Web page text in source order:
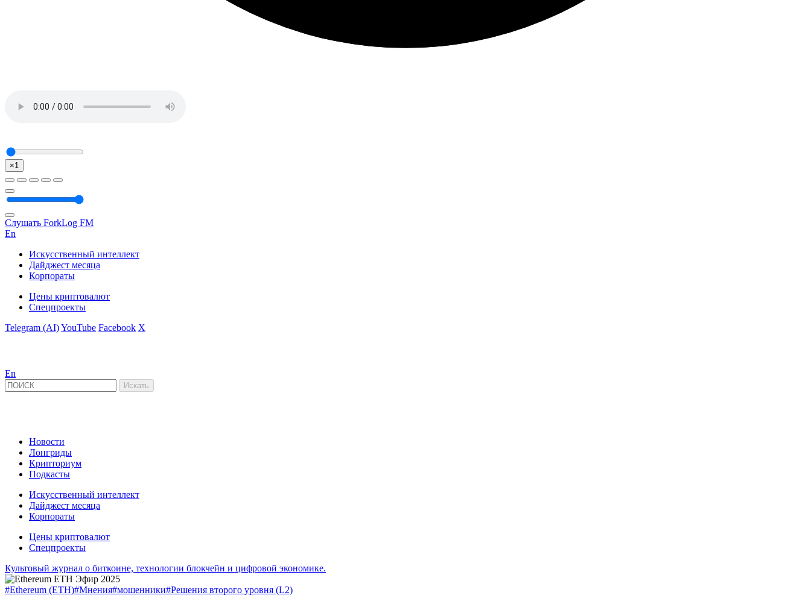
×1
Слушать ForkLog FM
En
Искусственный интеллект
Дайджест месяца
Корпораты
Цены криптовалют
Спецпроекты
Telegram (AI)YouTube Facebook X
En
Новости
Лонгриды
Крипториум
Подкасты
Искусственный интеллект
Дайджест месяца
Корпораты
Цены криптовалют
Спецпроекты
Культовый журнал о биткоине, технологии блокчейн и цифровой экономике.
#Ethereum (ETH)#Мнения#мошенники#Решения второго уровня (L2)